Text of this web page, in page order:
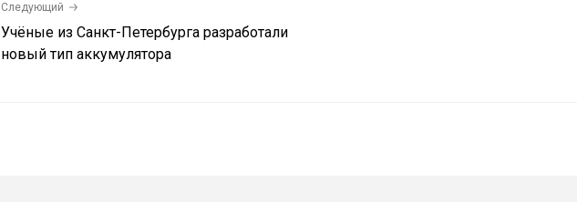
Следующий
Учёные из Санкт-Петербурга разработали
новый тип аккумулятора